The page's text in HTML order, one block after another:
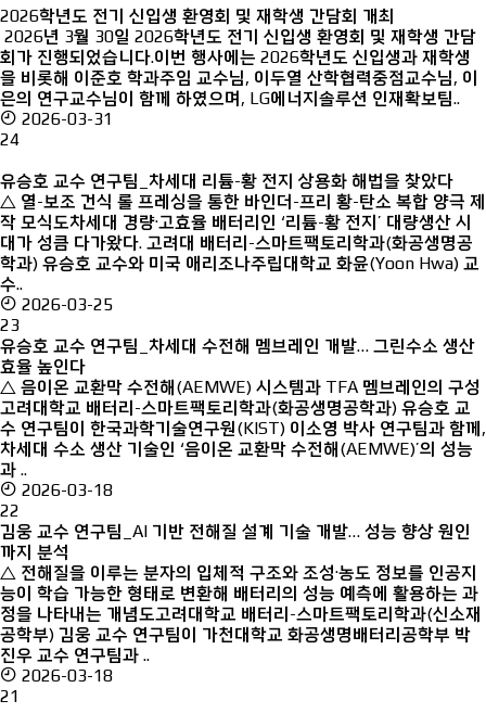
2026학년도 전기 신입생 환영회 및 재학생 간담회 개최
2026년 3월 30일 2026학년도 전기 신입생 환영회 및 재학생 간담
회가 진행되었습니다.이번 행사에는 2026학년도 신입생과 재학생
을 비롯해 이준호 학과주임 교수님, 이두열 산학협력중점교수님, 이
은의 연구교수님이 함께 하였으며, LG에너지솔루션 인재확보팀..
2026-03-31
24
유승호 교수 연구팀_차세대 리튬-황 전지 상용화 해법을 찾았다
△ 열-보조 건식 롤 프레싱을 통한 바인더-프리 황-탄소 복합 양극 제
작 모식도차세대 경량·고효율 배터리인 ‘리튬-황 전지’ 대량생산 시
대가 성큼 다가왔다. 고려대 배터리-스마트팩토리학과(화공생명공
학과) 유승호 교수와 미국 애리조나주립대학교 화윤(Yoon Hwa) 교
수..
2026-03-25
23
유승호 교수 연구팀_차세대 수전해 멤브레인 개발… 그린수소 생산
효율 높인다
△ 음이온 교환막 수전해(AEMWE) 시스템과 TFA 멤브레인의 구성
고려대학교 배터리-스마트팩토리학과(화공생명공학과) 유승호 교
수 연구팀이 한국과학기술연구원(KIST) 이소영 박사 연구팀과 함께,
차세대 수소 생산 기술인 ‘음이온 교환막 수전해(AEMWE)’의 성능
과 ..
2026-03-18
22
김웅 교수 연구팀_AI 기반 전해질 설계 기술 개발… 성능 향상 원인
까지 분석
△ 전해질을 이루는 분자의 입체적 구조와 조성·농도 정보를 인공지
능이 학습 가능한 형태로 변환해 배터리의 성능 예측에 활용하는 과
정을 나타내는 개념도고려대학교 배터리-스마트팩토리학과(신소재
공학부) 김웅 교수 연구팀이 가천대학교 화공생명배터리공학부 박
진우 교수 연구팀과 ..
2026-03-18
21